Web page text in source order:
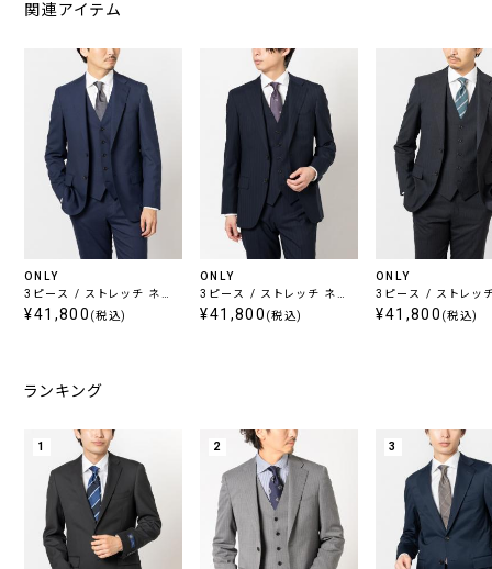
関連アイテム
ONLY
3ピース / ストレッチ ネイ
ビー柄無地
¥41,800 (税込)
ONLY
3ピース / ストレッチ ネイ
ビーストライプ
¥41,800 (税込)
ONLY
3ピース / ストレッ
ー ストライプ
¥41,800 (税込)
ランキング
1 2 3